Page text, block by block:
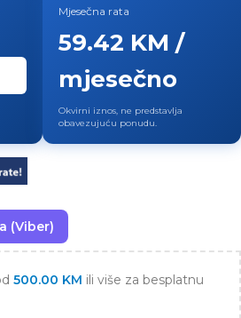
Mjesečna rata
59.42 KM /
mjesečno
Okvirni iznos, ne predstavlja
obavezujuću ponudu.
(Viber)
500.00 KM ili više za besplatnu